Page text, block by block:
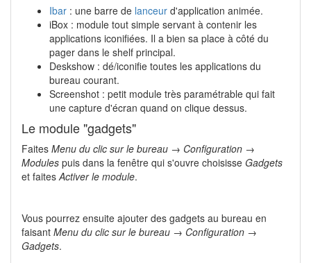
Ibar : une barre de lanceur d'application animée.
iBox : module tout simple servant à contenir les
applications iconifiées. Il a bien sa place à côté du
pager dans le shelf principal.
Deskshow : dé/iconifie toutes les applications du
bureau courant.
Screenshot : petit module très paramétrable qui fait
une capture d'écran quand on clique dessus.
Le module "gadgets"
Faites Menu du clic sur le bureau → Configuration →
Modules puis dans la fenêtre qui s'ouvre choisisse Gadgets
et faites Activer le module.
Vous pourrez ensuite ajouter des gadgets au bureau en
faisant Menu du clic sur le bureau → Configuration →
Gadgets.